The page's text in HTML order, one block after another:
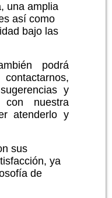
una amplia
así como
bajo las
podrá
y
con nuestra
atenderlo y
sus
ya
de